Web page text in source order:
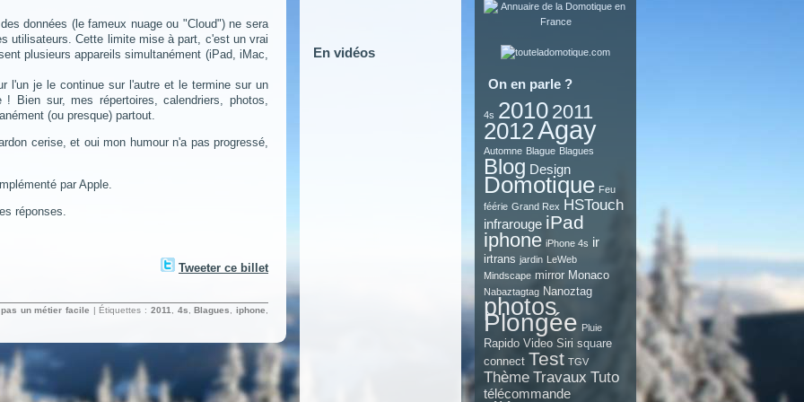
données (le fameux nuage ou "Cloud") ne sera
utilisateurs. Cette limite mise à part, c'est un vrai
plusieurs appareils simultanément (iPad, iMac,
l'un je le continue sur l'autre et le termine sur un
Bien sur, mes répertoires, calendriers, photos,
(ou presque) partout.
cerise, et oui mon humour n'a pas progressé,
par Apple.
réponses.
Tweeter ce billet
un métier facile | Étiquettes : 2011 4s ,Blagues ,iphone
En vidéos
On en parle ?
4s 2010 2011
2012Agay
Automne Blague Blagues
Blog Design
Domotique Feu
féérie Grand Rex HSTouch
infrarouge iPad
iphone iPhone 4s ir
irtrans jardin LeWeb
Mindscape mirror Monaco
Nabaztagtag Nanoztag
photos
Plongée Pluie
Rapido Video Siri square
connect Test TGV
Thème Travaux Tuto
télécommande